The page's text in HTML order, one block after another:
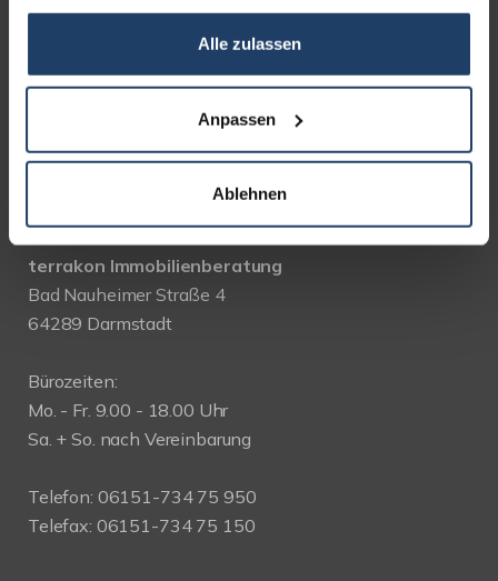
Alle zulassen
Anpassen
Ablehnen
terrakon Immobilienberatung
Bad Nauheimer Straße 4
64289 Darmstadt
Bürozeiten:
Mo. - Fr. 9.00 - 18.00 Uhr
Sa. + So. nach Vereinbarung
Telefon: 06151-734 75 950
Telefax: 06151-734 75 150